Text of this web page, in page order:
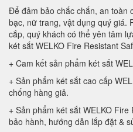
Để đảm bảo chắc chắn, an toàn
bạc, nữ trang, vật dụng quý giá.
cắp, quý khách có thể yên tâm
két sắt WELKO Fire Resistant
+ Cam kết sản phẩm két sắt
+ Sản phẩm két sắt cao cấp
chống hàng giả.
+ Sản phẩm két sắt WELKO
bảo hành, hướng dẫn lắp đặt &